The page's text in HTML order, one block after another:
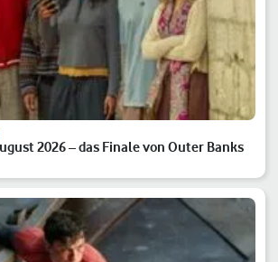
2026 – das Finale von Outer Banks